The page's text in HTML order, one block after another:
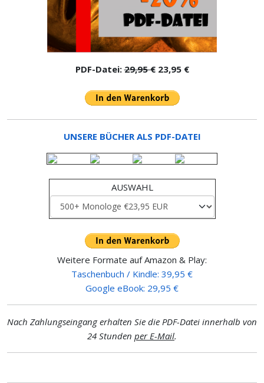
PDF-Datei:29,95 €23,95 €
UNSERE BÜCHER ALS PDF-DATEI
AUSWAHL
Weitere Formate auf Amazon & Play:
Taschenbuch / Kindle: 39,95 €
Google eBook: 29,95 €
Nach Zahlungseingang erhalten Sie die PDF-Datei innerhalb von
24 Stunden per E-Mail.